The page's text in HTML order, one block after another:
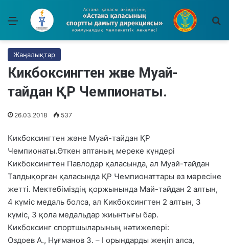
Мәзір
Жаңалықтар
Кикбоксингтен және Муай-
тайдан ҚР Чемпионаты.
26.03.2018 537
Кикбоксингтен және Муай-тайдан ҚР
Чемпионаты.Өткен аптаның мереке күндері
Кикбоксингтен Павлодар қаласында, ал Муай-тайдан
Талдықорған қаласында ҚР Чемпионаттары өз мәресіне
жетті. Мектебіміздің қоржынында Май-тайдан 2 алтын,
4 күміс медаль болса, ал Кикбоксингтен 2 алтын, 3
күміс, 3 қола медальдар жиынтығы бар.
Кикбоксинг спортшыларының нәтижелері:
Оздоев А., Нұғманов З. – І орындарды жеңіп алса,